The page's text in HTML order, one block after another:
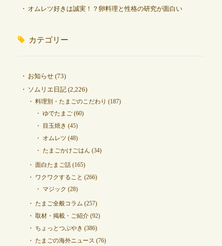
オムレツ好きは誠実！？卵料理と性格の研究が面白い
カテゴリー
お知らせ(73)
ソムリエ日記(2,226)
料理別・たまごのこだわり (187)
ゆでたまご(60)
目玉焼き (45)
オムレツ (48)
たまごかけごはん (34)
面白たまご話(165)
ワクワクすること (266)
マジック (28)
たまご全般コラム (257)
取材・掲載・ご紹介(92)
ちょっとつぶやき (386)
たまごの海外ニュース (76)